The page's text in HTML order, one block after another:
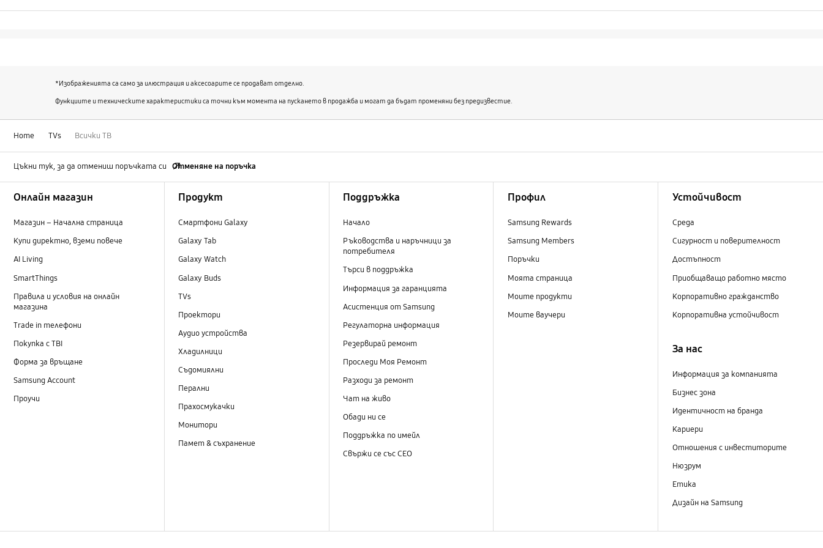
*Изображенията са само за илюстрация и аксесоарите се продават отделно.
Функциите и техническите характеристики са точни към момента на пускането в продажба и могат да бъдат променяни без предизвестие.
Home TVs Всички ТВ
Цъкни тук, за да отмениш поръчката си Отменяне на поръчка
Онлайн магазин
Магазин – Начална страница
Купи директно, вземи повече
AI Living
SmartThings
Правила и условия на онлайн
магазина
Trade in телефони
Покупка с TBI
Форма за връщане
Samsung Account
Проучи
Продукт
Смартфони Galaxy
Galaxy Tab
Galaxy Watch
Galaxy Buds
TVs
Проектори
Аудио устройства
Хладилници
Съдомиялни
Перални
Прахосмукачки
Монитори
Памет & съхранение
Поддръжка
Начало
Ръководства и наръчници за
потребителя
Търси в поддръжка
Информация за гаранцията
Асистенция от Samsung
Регулаторна информация
Резервирай ремонт
Проследи Моя Ремонт
Разходи за ремонт
Чат на живо
Обади ни се
Поддръжка по имейл
Свържи се със СЕО
Профил
Samsung Rewards
Samsung Members
Поръчки
Моята страница
Моите продукти
Моите ваучери
Устойчивост
Среда
Сигурност и поверителност
Достъпност
Приобщаващо работно място
Корпоративно гражданство
Корпоративна устойчивост
За нас
Информация за компанията
Бизнес зона
Идентичност на бранда
Кариери
Отношения с инвеститорите
Нюзрум
Етика
Дизайн на Samsung